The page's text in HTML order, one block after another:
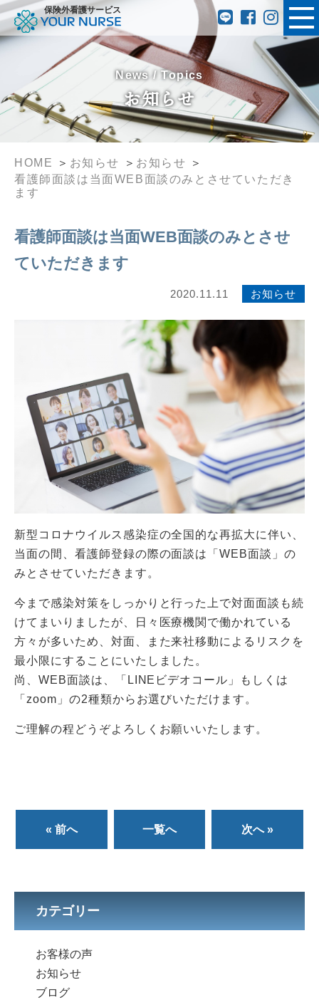
保険外看護サービス
News / Topics
お知らせ
HOME お知らせ
お知らせ
看護師面談は当面WEB面談のみとさせていただき
ます
看護師面談は当面WEB面談のみとさせ
ていただきます
2020.11.11 お知らせ
新型コロナウイルス感染症の全国的な再拡大に伴い、
当面の間、看護師登録の際の面談は「WEB面談」の
みとさせていただきます。
今まで感染対策をしっかりと行った上で対面面談も続
けてまいりましたが、日々医療機関で働かれている
方々が多いため、対面、また来社移動によるリスクを
最小限にすることにいたしました。
尚、WEB面談は、「LINEビデオコール」もしくは
「zoom」の2種類からお選びいただけます。
ご理解の程どうぞよろしくお願いいたします。
« 前へ 一覧へ 次へ »
カテゴリー
お客様の声
お知らせ
ブログ